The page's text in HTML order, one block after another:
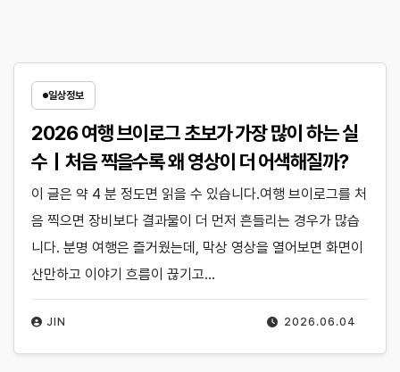
일상정보
2026 여행 브이로그 초보가 가장 많이 하는 실
수｜처음 찍을수록 왜 영상이 더 어색해질까?
2026.06.04
JIN
이 글은 약 4 분 정도면 읽을 수 있습니다.여행 브이로그를 처
음 찍으면 장비보다 결과물이 더 먼저 흔들리는 경우가 많습
니다. 분명 여행은 즐거웠는데, 막상 영상을 열어보면 화면이
산만하고 이야기 흐름이 끊기고…